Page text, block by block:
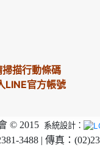
掃描行動條碼
LINE官方帳號
© 2015 系統設計：
3488 | 傳真：